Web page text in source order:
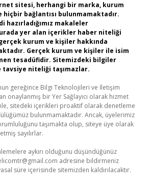
sitesi, herhangi bir marka, kurum
hiçbir bağlantısı bulunmamaktadır.
hazırladığımız makaleler
yer alan içerikler haber niteliği
kurum ve kişiler hakkında
Gerçek kurum ve kişiler ile isim
tesadüfidir. Sitemizdeki bilgiler
niteliği taşımazlar.
gereğince Bilgi Teknolojileri ve İletişim
onaylanmış bir Yer Sağlayıcı olarak hizmet
sitedeki içerikleri proaktif olarak denetleme
bulunmamaktadır. Ancak, üyelerimiz
taşımakta olup, siteye üye olarak
sayılırlar.
aykırı olduğunu düşündüğünüz
adresine bildirmeniz
süre içerisinde sitemizden kaldırılacaktır.